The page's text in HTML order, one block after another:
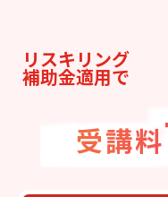
リスキリング
補助金適用で
受講料